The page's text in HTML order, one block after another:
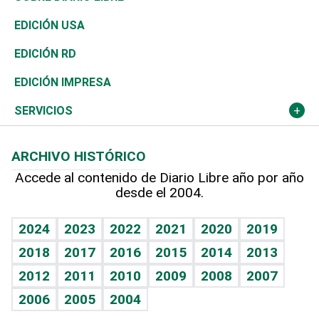
Reportajes
África
Ocenanía
Caribe
Resto del mundo
Vivienda
Telecom.
Global y variable
Economía personal
Buena Vida
Sociales
Novedades
Podcast Arte Libre
Hablando con el pediatra
Vida y familia
Eñe
Celebrando la vida
Sin complejos
Ciclismo
Tenis
Olimpismo
Más deportes
Línea de hit
TBT Deportivo
En Directo
El Espía
Noticiero Poteleche
Columnistas
Más firmas
Tecnología
Historia
Martes de tecnología
Cambio climático
Economía
Revista
Deportes
Opinión
Hecho en casa
Guía del dinero
EDICIÓN USA
EDICIÓN RD
EDICIÓN IMPRESA
SERVICIOS
Cumpleaños
Horóscopos
Crucigramas
ARCHIVO HISTÓRICO
Accede al contenido de Diario Libre año por año
desde el 2004.
2024 2023 2022 2021 2020
2019
2018
2017 2016 2015 2014
2013
2012
2011 2010 2009 2008
2007
2006
2005 2004